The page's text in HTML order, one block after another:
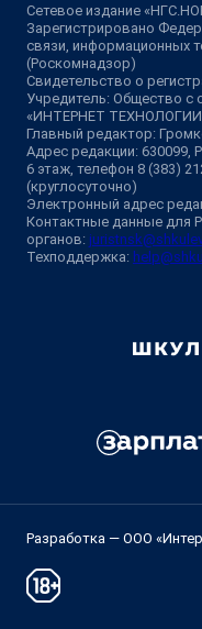
Сетевое издание
Зарегистрировано
связи, информационных
(Роскомнадзор)
Свидетельство о
Учредитель: Общество с
«ИНТЕРНЕТ
Главный редактор:
Адрес редакции: 630099,
6 этаж, телефон 8 (383)
(круглосуточно)
Электронный адрес
Контактные данные для
органов:
Техподдержка:
Разработка — ООО